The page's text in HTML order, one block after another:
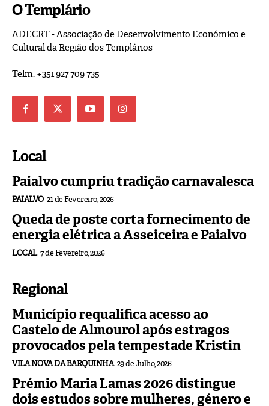
O Templário
ADECRT - Associação de Desenvolvimento Económico e
Cultural da Região dos Templários
Telm: +351 927 709 735
Local
Paialvo cumpriu tradição carnavalesca
PAIALVO 21 de Fevereiro, 2026
Queda de poste corta fornecimento de
energia elétrica a Asseiceira e Paialvo
LOCAL 7 de Fevereiro, 2026
Regional
Município requalifica acesso ao
Castelo de Almourol após estragos
provocados pela tempestade Kristin
VILA NOVA DA BARQUINHA 29 de Julho, 2026
Prémio Maria Lamas 2026 distingue
dois estudos sobre mulheres, género e